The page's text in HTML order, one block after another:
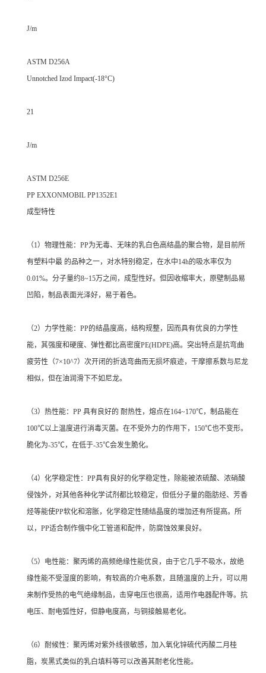
J/m
ASTM D256A
Unnotched Izod Impact(-18°C)
21
J/m
ASTM D256E
PP EXXONMOBIL PP1352E1
成型特性
（1）物理性能：PP为无毒、无味的乳白色高结晶的聚合物，是目前所
有塑料中最 的品种之一，对水特别稳定，在水中14h的吸水率仅为
0.01%。分子量约8~15万之间，成型性好。但因收缩率大，原壁制品易
凹陷，制品表面光泽好，易于着色。
（2）力学性能：PP的结晶度高，结构规整，因而具有优良的力学性
能，其强度和硬度、弹性都比高密度PE(HDPE)高。突出特点是抗弯曲
疲劳性（7×10^7）次开闭的折选弯曲而无损坏痕迹，干摩擦系数与尼龙
相似，但在油润滑下不如尼龙。
（3）热性能：PP 具有良好的 耐热性，熔点在164~170℃，制品能在
100℃以上温度进行消毒灭菌。在不受外力的作用下，150℃也不变形。
脆化为-35℃，在低于-35℃会发生脆化。
（4）化学稳定性：PP具有良好的化学稳定性，除能被浓硫酸、浓硝酸
侵蚀外，对其他各种化学试剂都比较稳定，但低分子量的脂肪烃、芳香
烃等能使PP软化和溶胀，化学稳定性随结晶度的增加还有所提高。所
以，PP适合制作俄中化工管道和配件，防腐蚀效果良好。
（5）电性能：聚丙烯的高频绝缘性能优良，由于它几乎不吸水，故绝
缘性能不受湿度的影响，有较高的介电系数，且随温度的上升，可以用
来制作受热的电气绝缘制品，击穿电压也很高，适用作电器配件等。抗
电压、耐电弧性好，但静电度高，与铜接触易老化。
（6）耐候性：聚丙烯对紫外线很敏感，加入氧化锌硫代丙酸二月桂
脂，炭黑式类似的乳白填料等可以改善其耐老化性能。